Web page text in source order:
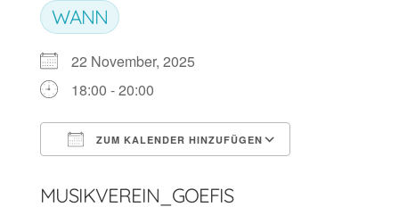
WANN
22 November, 2025
18:00 - 20:00
ZUM KALENDER HINZUFÜGEN
MUSIKVEREIN_GOEFIS